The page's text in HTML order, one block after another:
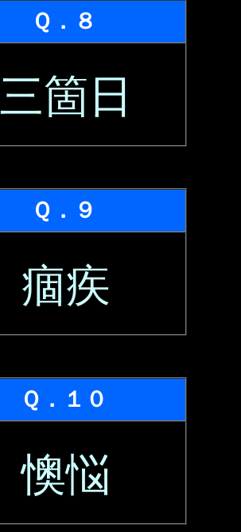
Ｑ．８
三箇日
Ｑ．９
痼疾
Ｑ．１０
懊悩